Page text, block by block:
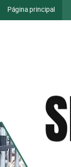
Página principal